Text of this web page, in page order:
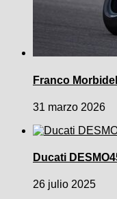
Franco
31 marzo 2026
Ducati
26 julio 2025